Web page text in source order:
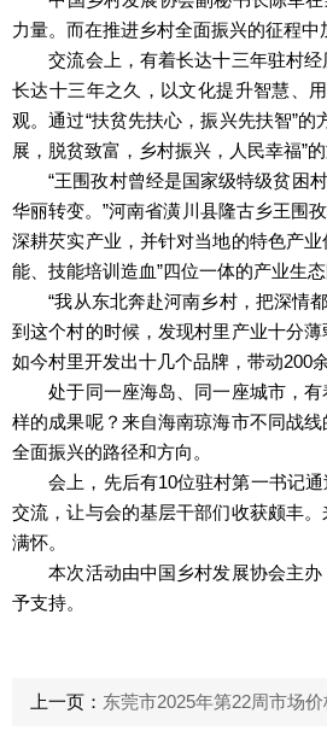
力量。而在推进乡村全面振兴的征程中
交流会上，有着长达十三年驻村经
长达十三年之久，以文化提升智慧、
观。通过“扶贫先扶心，振兴先扶智”
展，脱贫致富，乡村振兴，人民幸福”
“王围孜村曾经是国家级特级贫困村
华丽转变。”河南省潢川县隆古乡王围
深耕芡实产业，并针对当地的特色产
能、技能培训造血”四位一体的产业生态
“我从东北奔赴河南乡村，把深情都
到这个村的时候，发现村里产业十分
如今村里开发出十几个品牌，带动200
处于同一座海岛、同一座城市，有
样的成果呢？来自海南琼海市不同战
全面振兴的路径和方向。
会上，先后有10位驻村第一书记通
交流，让与会的基层干部们收获颇丰
满怀。
本次活动由中国乡村发展协会主办
予支持。
上一页： 东莞市2025年第22周市场